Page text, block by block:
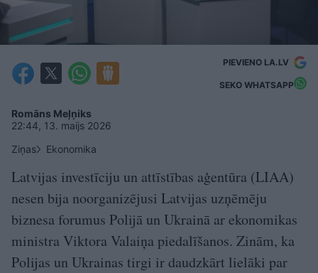
PIEVIENO LA.LV
SEKO WHATSAPP
Romāns Meļņiks
22:44, 13. maijs 2026
Ziņas
Ekonomika
Latvijas investīciju un attīstības aģentūra (LIAA)
nesen bija noorganizējusi Latvijas uzņēmēju
biznesa forumus Polijā un Ukrainā ar ekonomikas
ministra Viktora Valaiņa piedalīšanos. Zinām, ka
Polijas un Ukrainas tirgi ir daudzkārt lielāki par